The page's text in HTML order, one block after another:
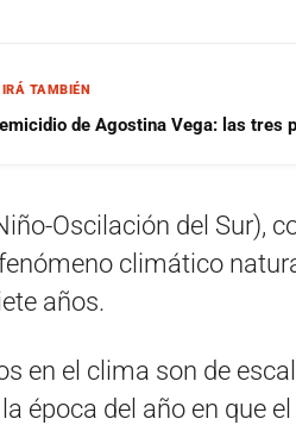
TAMBIÉN
de Agostina Vega: las tres
Oscilación del Sur),
climático
años.
en el clima son de
época del año en que